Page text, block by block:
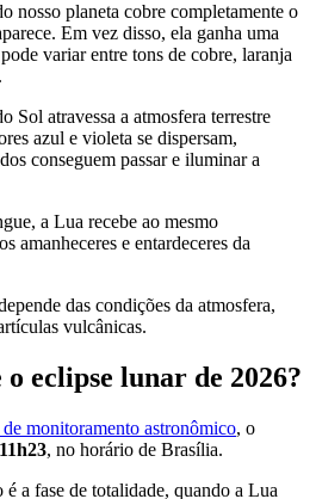
nosso planeta cobre completamente o
Em vez disso, ela ganha uma
variar entre tons de cobre, laranja
Sol atravessa a atmosfera terrestre
azul e violeta se dispersam,
conseguem passar e iluminar a
a Lua recebe ao mesmo
amanheceres e entardeceres da
das condições da atmosfera,
vulcânicas.
eclipse lunar de 2026?
monitoramento astronômico, o
, no horário de Brasília.
a fase de totalidade, quando a Lua